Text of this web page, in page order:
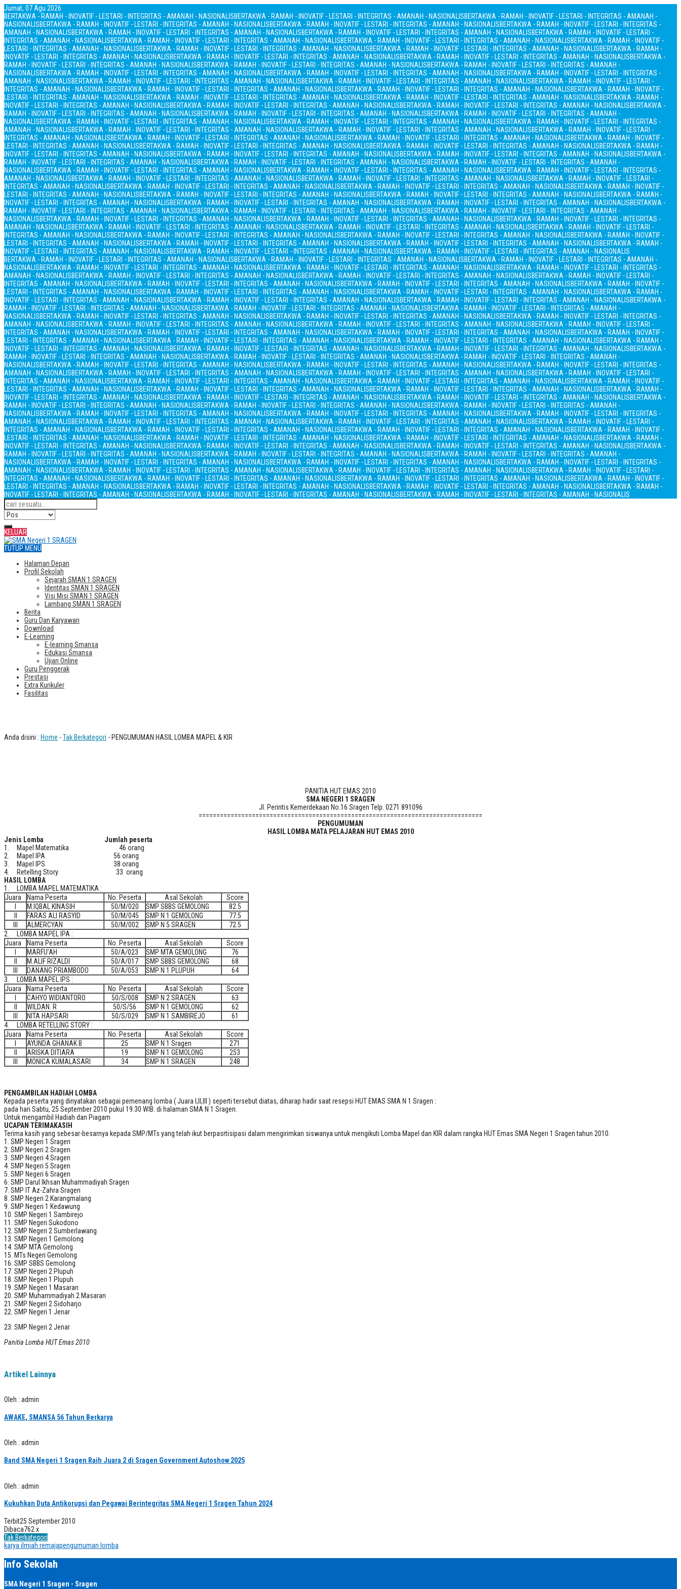
Jumat, 07 Agu 2026
BERTAKWA - RAMAH - INOVATIF - LESTARI - INTEGRITAS - AMANAH - NASIONALISBERTAKWA - RAMAH - INOVATIF - LESTARI - INTEGRITAS - AMANAH - NASIONALISBERTAKWA - RAMAH - INOVATIF - LESTARI - INTEGRITAS - AMANAH -
NASIONALISBERTAKWA - RAMAH - INOVATIF - LESTARI - INTEGRITAS - AMANAH - NASIONALISBERTAKWA - RAMAH - INOVATIF - LESTARI - INTEGRITAS - AMANAH - NASIONALISBERTAKWA - RAMAH - INOVATIF - LESTARI - INTEGRITAS -
AMANAH - NASIONALISBERTAKWA - RAMAH - INOVATIF - LESTARI - INTEGRITAS - AMANAH - NASIONALISBERTAKWA - RAMAH - INOVATIF - LESTARI - INTEGRITAS - AMANAH - NASIONALISBERTAKWA - RAMAH - INOVATIF - LESTARI -
INTEGRITAS - AMANAH - NASIONALISBERTAKWA - RAMAH - INOVATIF - LESTARI - INTEGRITAS - AMANAH - NASIONALISBERTAKWA - RAMAH - INOVATIF - LESTARI - INTEGRITAS - AMANAH - NASIONALISBERTAKWA - RAMAH - INOVATIF -
LESTARI - INTEGRITAS - AMANAH - NASIONALISBERTAKWA - RAMAH - INOVATIF - LESTARI - INTEGRITAS - AMANAH - NASIONALISBERTAKWA - RAMAH - INOVATIF - LESTARI - INTEGRITAS - AMANAH - NASIONALISBERTAKWA - RAMAH -
INOVATIF - LESTARI - INTEGRITAS - AMANAH - NASIONALISBERTAKWA - RAMAH - INOVATIF - LESTARI - INTEGRITAS - AMANAH - NASIONALISBERTAKWA - RAMAH - INOVATIF - LESTARI - INTEGRITAS - AMANAH - NASIONALISBERTAKWA -
RAMAH - INOVATIF - LESTARI - INTEGRITAS - AMANAH - NASIONALISBERTAKWA - RAMAH - INOVATIF - LESTARI - INTEGRITAS - AMANAH - NASIONALISBERTAKWA - RAMAH - INOVATIF - LESTARI - INTEGRITAS - AMANAH -
NASIONALISBERTAKWA - RAMAH - INOVATIF - LESTARI - INTEGRITAS - AMANAH - NASIONALISBERTAKWA - RAMAH - INOVATIF - LESTARI - INTEGRITAS - AMANAH - NASIONALISBERTAKWA - RAMAH - INOVATIF - LESTARI - INTEGRITAS -
AMANAH - NASIONALISBERTAKWA - RAMAH - INOVATIF - LESTARI - INTEGRITAS - AMANAH - NASIONALISBERTAKWA - RAMAH - INOVATIF - LESTARI - INTEGRITAS - AMANAH - NASIONALISBERTAKWA - RAMAH - INOVATIF - LESTARI -
INTEGRITAS - AMANAH - NASIONALISBERTAKWA - RAMAH - INOVATIF - LESTARI - INTEGRITAS - AMANAH - NASIONALISBERTAKWA - RAMAH - INOVATIF - LESTARI - INTEGRITAS - AMANAH - NASIONALISBERTAKWA - RAMAH - INOVATIF -
LESTARI - INTEGRITAS - AMANAH - NASIONALISBERTAKWA - RAMAH - INOVATIF - LESTARI - INTEGRITAS - AMANAH - NASIONALISBERTAKWA - RAMAH - INOVATIF - LESTARI - INTEGRITAS - AMANAH - NASIONALISBERTAKWA - RAMAH -
INOVATIF - LESTARI - INTEGRITAS - AMANAH - NASIONALISBERTAKWA - RAMAH - INOVATIF - LESTARI - INTEGRITAS - AMANAH - NASIONALISBERTAKWA - RAMAH - INOVATIF - LESTARI - INTEGRITAS - AMANAH - NASIONALISBERTAKWA -
RAMAH - INOVATIF - LESTARI - INTEGRITAS - AMANAH - NASIONALISBERTAKWA - RAMAH - INOVATIF - LESTARI - INTEGRITAS - AMANAH - NASIONALISBERTAKWA - RAMAH - INOVATIF - LESTARI - INTEGRITAS - AMANAH -
NASIONALISBERTAKWA - RAMAH - INOVATIF - LESTARI - INTEGRITAS - AMANAH - NASIONALISBERTAKWA - RAMAH - INOVATIF - LESTARI - INTEGRITAS - AMANAH - NASIONALISBERTAKWA - RAMAH - INOVATIF - LESTARI - INTEGRITAS -
AMANAH - NASIONALISBERTAKWA - RAMAH - INOVATIF - LESTARI - INTEGRITAS - AMANAH - NASIONALISBERTAKWA - RAMAH - INOVATIF - LESTARI - INTEGRITAS - AMANAH - NASIONALISBERTAKWA - RAMAH - INOVATIF - LESTARI -
INTEGRITAS - AMANAH - NASIONALISBERTAKWA - RAMAH - INOVATIF - LESTARI - INTEGRITAS - AMANAH - NASIONALISBERTAKWA - RAMAH - INOVATIF - LESTARI - INTEGRITAS - AMANAH - NASIONALISBERTAKWA - RAMAH - INOVATIF -
LESTARI - INTEGRITAS - AMANAH - NASIONALISBERTAKWA - RAMAH - INOVATIF - LESTARI - INTEGRITAS - AMANAH - NASIONALISBERTAKWA - RAMAH - INOVATIF - LESTARI - INTEGRITAS - AMANAH - NASIONALISBERTAKWA - RAMAH -
INOVATIF - LESTARI - INTEGRITAS - AMANAH - NASIONALISBERTAKWA - RAMAH - INOVATIF - LESTARI - INTEGRITAS - AMANAH - NASIONALISBERTAKWA - RAMAH - INOVATIF - LESTARI - INTEGRITAS - AMANAH - NASIONALISBERTAKWA -
RAMAH - INOVATIF - LESTARI - INTEGRITAS - AMANAH - NASIONALISBERTAKWA - RAMAH - INOVATIF - LESTARI - INTEGRITAS - AMANAH - NASIONALISBERTAKWA - RAMAH - INOVATIF - LESTARI - INTEGRITAS - AMANAH -
NASIONALISBERTAKWA - RAMAH - INOVATIF - LESTARI - INTEGRITAS - AMANAH - NASIONALISBERTAKWA - RAMAH - INOVATIF - LESTARI - INTEGRITAS - AMANAH - NASIONALISBERTAKWA - RAMAH - INOVATIF - LESTARI - INTEGRITAS -
AMANAH - NASIONALISBERTAKWA - RAMAH - INOVATIF - LESTARI - INTEGRITAS - AMANAH - NASIONALISBERTAKWA - RAMAH - INOVATIF - LESTARI - INTEGRITAS - AMANAH - NASIONALISBERTAKWA - RAMAH - INOVATIF - LESTARI -
INTEGRITAS - AMANAH - NASIONALISBERTAKWA - RAMAH - INOVATIF - LESTARI - INTEGRITAS - AMANAH - NASIONALISBERTAKWA - RAMAH - INOVATIF - LESTARI - INTEGRITAS - AMANAH - NASIONALISBERTAKWA - RAMAH - INOVATIF -
LESTARI - INTEGRITAS - AMANAH - NASIONALISBERTAKWA - RAMAH - INOVATIF - LESTARI - INTEGRITAS - AMANAH - NASIONALISBERTAKWA - RAMAH - INOVATIF - LESTARI - INTEGRITAS - AMANAH - NASIONALISBERTAKWA - RAMAH -
INOVATIF - LESTARI - INTEGRITAS - AMANAH - NASIONALISBERTAKWA - RAMAH - INOVATIF - LESTARI - INTEGRITAS - AMANAH - NASIONALISBERTAKWA - RAMAH - INOVATIF - LESTARI - INTEGRITAS - AMANAH - NASIONALISBERTAKWA -
RAMAH - INOVATIF - LESTARI - INTEGRITAS - AMANAH - NASIONALISBERTAKWA - RAMAH - INOVATIF - LESTARI - INTEGRITAS - AMANAH - NASIONALISBERTAKWA - RAMAH - INOVATIF - LESTARI - INTEGRITAS - AMANAH -
NASIONALISBERTAKWA - RAMAH - INOVATIF - LESTARI - INTEGRITAS - AMANAH - NASIONALISBERTAKWA - RAMAH - INOVATIF - LESTARI - INTEGRITAS - AMANAH - NASIONALISBERTAKWA - RAMAH - INOVATIF - LESTARI - INTEGRITAS -
AMANAH - NASIONALISBERTAKWA - RAMAH - INOVATIF - LESTARI - INTEGRITAS - AMANAH - NASIONALISBERTAKWA - RAMAH - INOVATIF - LESTARI - INTEGRITAS - AMANAH - NASIONALISBERTAKWA - RAMAH - INOVATIF - LESTARI -
INTEGRITAS - AMANAH - NASIONALISBERTAKWA - RAMAH - INOVATIF - LESTARI - INTEGRITAS - AMANAH - NASIONALISBERTAKWA - RAMAH - INOVATIF - LESTARI - INTEGRITAS - AMANAH - NASIONALISBERTAKWA - RAMAH - INOVATIF -
LESTARI - INTEGRITAS - AMANAH - NASIONALISBERTAKWA - RAMAH - INOVATIF - LESTARI - INTEGRITAS - AMANAH - NASIONALISBERTAKWA - RAMAH - INOVATIF - LESTARI - INTEGRITAS - AMANAH - NASIONALISBERTAKWA - RAMAH -
INOVATIF - LESTARI - INTEGRITAS - AMANAH - NASIONALISBERTAKWA - RAMAH - INOVATIF - LESTARI - INTEGRITAS - AMANAH - NASIONALISBERTAKWA - RAMAH - INOVATIF - LESTARI - INTEGRITAS - AMANAH - NASIONALIS
BERTAKWA - RAMAH - INOVATIF - LESTARI - INTEGRITAS - AMANAH - NASIONALISBERTAKWA - RAMAH - INOVATIF - LESTARI - INTEGRITAS - AMANAH - NASIONALISBERTAKWA - RAMAH - INOVATIF - LESTARI - INTEGRITAS - AMANAH -
NASIONALISBERTAKWA - RAMAH - INOVATIF - LESTARI - INTEGRITAS - AMANAH - NASIONALISBERTAKWA - RAMAH - INOVATIF - LESTARI - INTEGRITAS - AMANAH - NASIONALISBERTAKWA - RAMAH - INOVATIF - LESTARI - INTEGRITAS -
AMANAH - NASIONALISBERTAKWA - RAMAH - INOVATIF - LESTARI - INTEGRITAS - AMANAH - NASIONALISBERTAKWA - RAMAH - INOVATIF - LESTARI - INTEGRITAS - AMANAH - NASIONALISBERTAKWA - RAMAH - INOVATIF - LESTARI -
INTEGRITAS - AMANAH - NASIONALISBERTAKWA - RAMAH - INOVATIF - LESTARI - INTEGRITAS - AMANAH - NASIONALISBERTAKWA - RAMAH - INOVATIF - LESTARI - INTEGRITAS - AMANAH - NASIONALISBERTAKWA - RAMAH - INOVATIF -
LESTARI - INTEGRITAS - AMANAH - NASIONALISBERTAKWA - RAMAH - INOVATIF - LESTARI - INTEGRITAS - AMANAH - NASIONALISBERTAKWA - RAMAH - INOVATIF - LESTARI - INTEGRITAS - AMANAH - NASIONALISBERTAKWA - RAMAH -
INOVATIF - LESTARI - INTEGRITAS - AMANAH - NASIONALISBERTAKWA - RAMAH - INOVATIF - LESTARI - INTEGRITAS - AMANAH - NASIONALISBERTAKWA - RAMAH - INOVATIF - LESTARI - INTEGRITAS - AMANAH - NASIONALISBERTAKWA -
RAMAH - INOVATIF - LESTARI - INTEGRITAS - AMANAH - NASIONALISBERTAKWA - RAMAH - INOVATIF - LESTARI - INTEGRITAS - AMANAH - NASIONALISBERTAKWA - RAMAH - INOVATIF - LESTARI - INTEGRITAS - AMANAH -
NASIONALISBERTAKWA - RAMAH - INOVATIF - LESTARI - INTEGRITAS - AMANAH - NASIONALISBERTAKWA - RAMAH - INOVATIF - LESTARI - INTEGRITAS - AMANAH - NASIONALISBERTAKWA - RAMAH - INOVATIF - LESTARI - INTEGRITAS -
AMANAH - NASIONALISBERTAKWA - RAMAH - INOVATIF - LESTARI - INTEGRITAS - AMANAH - NASIONALISBERTAKWA - RAMAH - INOVATIF - LESTARI - INTEGRITAS - AMANAH - NASIONALISBERTAKWA - RAMAH - INOVATIF - LESTARI -
INTEGRITAS - AMANAH - NASIONALISBERTAKWA - RAMAH - INOVATIF - LESTARI - INTEGRITAS - AMANAH - NASIONALISBERTAKWA - RAMAH - INOVATIF - LESTARI - INTEGRITAS - AMANAH - NASIONALISBERTAKWA - RAMAH - INOVATIF -
LESTARI - INTEGRITAS - AMANAH - NASIONALISBERTAKWA - RAMAH - INOVATIF - LESTARI - INTEGRITAS - AMANAH - NASIONALISBERTAKWA - RAMAH - INOVATIF - LESTARI - INTEGRITAS - AMANAH - NASIONALISBERTAKWA - RAMAH -
INOVATIF - LESTARI - INTEGRITAS - AMANAH - NASIONALISBERTAKWA - RAMAH - INOVATIF - LESTARI - INTEGRITAS - AMANAH - NASIONALISBERTAKWA - RAMAH - INOVATIF - LESTARI - INTEGRITAS - AMANAH - NASIONALISBERTAKWA -
RAMAH - INOVATIF - LESTARI - INTEGRITAS - AMANAH - NASIONALISBERTAKWA - RAMAH - INOVATIF - LESTARI - INTEGRITAS - AMANAH - NASIONALISBERTAKWA - RAMAH - INOVATIF - LESTARI - INTEGRITAS - AMANAH -
NASIONALISBERTAKWA - RAMAH - INOVATIF - LESTARI - INTEGRITAS - AMANAH - NASIONALISBERTAKWA - RAMAH - INOVATIF - LESTARI - INTEGRITAS - AMANAH - NASIONALISBERTAKWA - RAMAH - INOVATIF - LESTARI - INTEGRITAS -
AMANAH - NASIONALISBERTAKWA - RAMAH - INOVATIF - LESTARI - INTEGRITAS - AMANAH - NASIONALISBERTAKWA - RAMAH - INOVATIF - LESTARI - INTEGRITAS - AMANAH - NASIONALISBERTAKWA - RAMAH - INOVATIF - LESTARI -
INTEGRITAS - AMANAH - NASIONALISBERTAKWA - RAMAH - INOVATIF - LESTARI - INTEGRITAS - AMANAH - NASIONALISBERTAKWA - RAMAH - INOVATIF - LESTARI - INTEGRITAS - AMANAH - NASIONALISBERTAKWA - RAMAH - INOVATIF -
LESTARI - INTEGRITAS - AMANAH - NASIONALISBERTAKWA - RAMAH - INOVATIF - LESTARI - INTEGRITAS - AMANAH - NASIONALISBERTAKWA - RAMAH - INOVATIF - LESTARI - INTEGRITAS - AMANAH - NASIONALISBERTAKWA - RAMAH -
INOVATIF - LESTARI - INTEGRITAS - AMANAH - NASIONALISBERTAKWA - RAMAH - INOVATIF - LESTARI - INTEGRITAS - AMANAH - NASIONALISBERTAKWA - RAMAH - INOVATIF - LESTARI - INTEGRITAS - AMANAH - NASIONALISBERTAKWA -
RAMAH - INOVATIF - LESTARI - INTEGRITAS - AMANAH - NASIONALISBERTAKWA - RAMAH - INOVATIF - LESTARI - INTEGRITAS - AMANAH - NASIONALISBERTAKWA - RAMAH - INOVATIF - LESTARI - INTEGRITAS - AMANAH -
NASIONALISBERTAKWA - RAMAH - INOVATIF - LESTARI - INTEGRITAS - AMANAH - NASIONALISBERTAKWA - RAMAH - INOVATIF - LESTARI - INTEGRITAS - AMANAH - NASIONALISBERTAKWA - RAMAH - INOVATIF - LESTARI - INTEGRITAS -
AMANAH - NASIONALISBERTAKWA - RAMAH - INOVATIF - LESTARI - INTEGRITAS - AMANAH - NASIONALISBERTAKWA - RAMAH - INOVATIF - LESTARI - INTEGRITAS - AMANAH - NASIONALISBERTAKWA - RAMAH - INOVATIF - LESTARI -
INTEGRITAS - AMANAH - NASIONALISBERTAKWA - RAMAH - INOVATIF - LESTARI - INTEGRITAS - AMANAH - NASIONALISBERTAKWA - RAMAH - INOVATIF - LESTARI - INTEGRITAS - AMANAH - NASIONALISBERTAKWA - RAMAH - INOVATIF -
LESTARI - INTEGRITAS - AMANAH - NASIONALISBERTAKWA - RAMAH - INOVATIF - LESTARI - INTEGRITAS - AMANAH - NASIONALISBERTAKWA - RAMAH - INOVATIF - LESTARI - INTEGRITAS - AMANAH - NASIONALISBERTAKWA - RAMAH -
INOVATIF - LESTARI - INTEGRITAS - AMANAH - NASIONALISBERTAKWA - RAMAH - INOVATIF - LESTARI - INTEGRITAS - AMANAH - NASIONALISBERTAKWA - RAMAH - INOVATIF - LESTARI - INTEGRITAS - AMANAH - NASIONALISBERTAKWA -
RAMAH - INOVATIF - LESTARI - INTEGRITAS - AMANAH - NASIONALISBERTAKWA - RAMAH - INOVATIF - LESTARI - INTEGRITAS - AMANAH - NASIONALISBERTAKWA - RAMAH - INOVATIF - LESTARI - INTEGRITAS - AMANAH -
NASIONALISBERTAKWA - RAMAH - INOVATIF - LESTARI - INTEGRITAS - AMANAH - NASIONALISBERTAKWA - RAMAH - INOVATIF - LESTARI - INTEGRITAS - AMANAH - NASIONALISBERTAKWA - RAMAH - INOVATIF - LESTARI - INTEGRITAS -
AMANAH - NASIONALISBERTAKWA - RAMAH - INOVATIF - LESTARI - INTEGRITAS - AMANAH - NASIONALISBERTAKWA - RAMAH - INOVATIF - LESTARI - INTEGRITAS - AMANAH - NASIONALISBERTAKWA - RAMAH - INOVATIF - LESTARI -
INTEGRITAS - AMANAH - NASIONALISBERTAKWA - RAMAH - INOVATIF - LESTARI - INTEGRITAS - AMANAH - NASIONALISBERTAKWA - RAMAH - INOVATIF - LESTARI - INTEGRITAS - AMANAH - NASIONALISBERTAKWA - RAMAH - INOVATIF -
LESTARI - INTEGRITAS - AMANAH - NASIONALISBERTAKWA - RAMAH - INOVATIF - LESTARI - INTEGRITAS - AMANAH - NASIONALISBERTAKWA - RAMAH - INOVATIF - LESTARI - INTEGRITAS - AMANAH - NASIONALISBERTAKWA - RAMAH -
INOVATIF - LESTARI - INTEGRITAS - AMANAH - NASIONALISBERTAKWA - RAMAH - INOVATIF - LESTARI - INTEGRITAS - AMANAH - NASIONALISBERTAKWA - RAMAH - INOVATIF - LESTARI - INTEGRITAS - AMANAH - NASIONALIS
KELUAR
TUTUP MENU
Halaman Depan
Profil Sekolah
Sejarah SMAN 1 SRAGEN
Identitas SMAN 1 SRAGEN
Visi Misi SMAN 1 SRAGEN
Lambang SMAN 1 SRAGEN
Berita
Guru Dan Karyawan
Download
E-Learning
E-learning Smansa
Edukasi Smansa
Ujian Online
Guru Penggerak
Prestasi
Extra Kurikuler
Fasilitas
Anda disini : Home -Tak Berkategori - PENGUMUMAN HASIL LOMBA MAPEL & KIR
PANITIA HUT EMAS 2010
SMA NEGERI 1 SRAGEN
Jl. Perintis Kemerdekaan No.16 Sragen Telp. 0271 891096
================================================================================
PENGUMUMAN
HASIL LOMBA MATA PELAJARAN HUT EMAS 2010
Jenis Lomba Jumlah peserta
1. Mapel Matematika 46 orang
2. Mapel IPA 56 orang
3. Mapel IPS 38 orang
4. Retelling Story 33 orang
HASIL LOMBA
1. LOMBA MAPEL MATEMATIKA :
Juara
Nama Peserta No. Peserta Asal Sekolah
Score
I
M.IQBAL KINASIH 50/M/020 SMP SBBS GEMOLONG
82.5
II
FARAS ALI RASYID 50/M/045 SMP N 1 GEMOLONG
77.5
III
ALMERCYAN 50/M/002 SMP N 5 SRAGEN
72.5
2. LOMBA MAPEL IPA :
Juara
Nama Peserta No. Peserta Asal Sekolah
Score
I
MARFU’AH 50/A/023 SMP MTA GEMOLONG
76
II
M.ALIF RIZALDI 50/A/017 SMP SBBS GEMOLONG
68
III
DANANG PRIAMBODO 50/A/053 SMP N 1 PLUPUH
64
3. LOMBA MAPEL IPS :
Juara
Nama Peserta No. Peserta Asal Sekolah
Score
I
CAHYO WIDIANTORO 50/S/008 SMP N 2 SRAGEN
63
II
WILDAN. R 50/S/56 SMP N 1 GEMOLONG
62
III
NITA HAPSARI 50/S/029 SMP N 1 SAMBIREJO
61
4. LOMBA RETELLING STORY :
Juara
Nama Peserta No. Peserta Asal Sekolah
Score
I
AYUNDA GHANAK B 25 SMP N 1 Sragen
271
II
ARISKA DITIARA 19 SMP N 1 GEMOLONG
253
III
MONICA KUMALASARI 34 SMP N 1 SRAGEN 248
PENGAMBILAN HADIAH LOMBA
Kepada peserta yang dinyatakan sebagai pemenang lomba ( Juara I,II,III ) seperti tersebut diatas, diharap hadir saat resepsi HUT EMAS SMA N 1 Sragen :
pada hari Sabtu, 25 September 2010 pukul 19.30 WIB. di halaman SMA N 1 Sragen.
Untuk mengambil Hadiah dan Piagam
UCAPAN TERIMAKASIH
Terima kasih yang sebesar-besarnya kepada SMP/MTs yang telah ikut berpasrtisipasi dalam mengirimkan siswanya untuk mengikuti Lomba Mapel dan KIR dalam rangka HUT Emas SMA Negeri 1 Sragen tahun 2010.
1. SMP Negeri 1 Sragen
2. SMP Negeri 2 Sragen
3. SMP Negeri 4 Sragen
4. SMP Negeri 5 Sragen
5. SMP Negeri 6 Sragen
6. SMP Darul Ikhsan Muhammadiyah Sragen
7. SMP IT Az-Zahra Sragen
8. SMP Negeri 2 Karangmalang
9. SMP Negeri 1 Kedawung
10. SMP Negeri 1 Sambirejo
11. SMP Negeri Sukodono
12. SMP Negeri 2 Sumberlawang
13. SMP Negeri 1 Gemolong
14. SMP MTA Gemolong
15. MTs Negeri Gemolong
16. SMP SBBS Gemolong
17. SMP Negeri 2 Plupuh
18. SMP Negeri 1 Plupuh
19. SMP Negeri 1 Masaran
20. SMP Muhammadiyah 2 Masaran
21. SMP Negeri 2 Sidoharjo
22. SMP Negeri 1 Jenar
23. SMP Negeri 2 Jenar
Panitia Lomba HUT Emas 2010
Artikel Lainnya
Oleh : admin
AWAKE, SMANSA 56 Tahun Berkarya
Oleh : admin
Band SMA Negeri 1 Sragen Raih Juara 2 di Sragen Government Autoshow 2025
Oleh : admin
Kukuhkan Duta Antikorupsi dan Pegawai Berintegritas SMA Negeri 1 Sragen Tahun 2024
Terbit25 September 2010
Dibaca762 x
Tak Berkategori
karya ilmiah remajapengumuman lomba
Info Sekolah
SMA Negeri 1 Sragen - Sragen